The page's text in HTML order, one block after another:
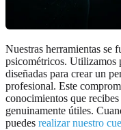
Nuestras herramientas se
psicométricos. Utilizamos
diseñadas para crear un
profesional. Este
conocimientos que
genuinamente útiles.
puedes realizar nuestro